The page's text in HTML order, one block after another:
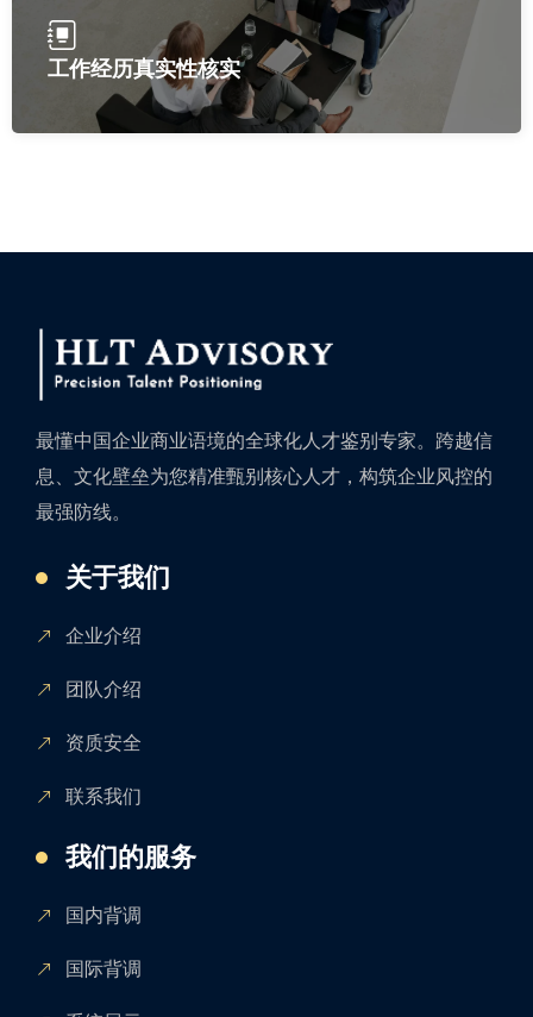
工作经历真实性核实
最懂中国企业商业语境的全球化人才鉴别专家。跨越信
息、文化壁垒为您精准甄别核心人才，构筑企业风控的
最强防线。
关于我们
企业介绍
团队介绍
资质安全
联系我们
我们的服务
国内背调
国际背调